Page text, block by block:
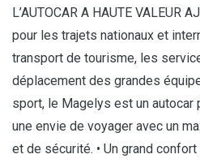
L’AUTOCAR A HAUTE VALEUR
pour les trajets nationaux et
transport de tourisme, les
déplacement des grandes
sport, le Magelys est un autocar
une envie de voyager avec un
et de sécurité. • Un grand confort